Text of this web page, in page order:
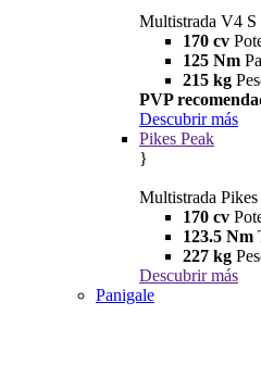
Multistrada V4 S
170 cv
125 Nm
215 kg
PVP
Descubrir más
Pikes Peak
}
Multistrada Pikes
170 cv
123.5 Nm
227 kg
Descubrir más
Panigale